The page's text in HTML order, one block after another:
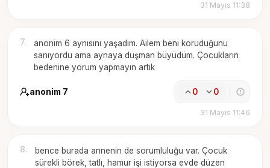
31 Mayıs 11:38
7.
anonim 6 aynısını yaşadım. Ailem beni koruduğunu
sanıyordu ama aynaya düşman büyüdüm. Çocukların
bedenine yorum yapmayın artık
anonim 7 0 0
31 Mayıs 11:46
8.
bence burada annenin de sorumluluğu var. Çocuk
sürekli börek, tatlı, hamur işi istiyorsa evde düzen